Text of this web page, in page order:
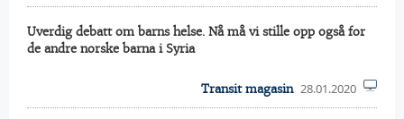
Uverdig debatt om barns helse. Nå må vi stille opp også for
de andre norske barna i Syria
Transit magasin 28.01.2020